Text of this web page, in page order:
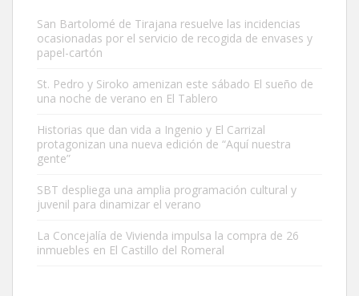
Busco adopción responsable para mi perra. Pastor alemán,
hembra, 4 años. Por motivos personales ...
Leales.org » Gran Canaria
San Bartolomé de Tirajana resuelve las incidencias
ocasionadas por el servicio de recogida de envases y
papel-cartón
St. Pedro y Siroko amenizan este sábado El sueño de
una noche de verano en El Tablero
Historias que dan vida a Ingenio y El Carrizal
protagonizan una nueva edición de “Aquí nuestra
gente”
SBT despliega una amplia programación cultural y
juvenil para dinamizar el verano
La Concejalía de Vivienda impulsa la compra de 26
inmuebles en El Castillo del Romeral